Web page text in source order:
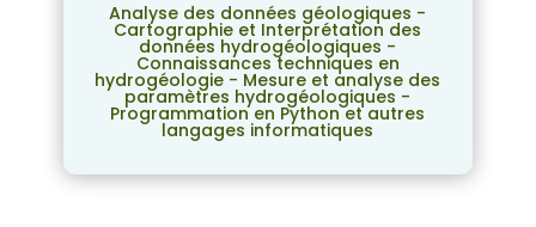
Analyse des données géologiques -
Cartographie et Interprétation des
données hydrogéologiques -
Connaissances techniques en
hydrogéologie - Mesure et analyse des
paramètres hydrogéologiques -
Programmation en Python et autres
langages informatiques